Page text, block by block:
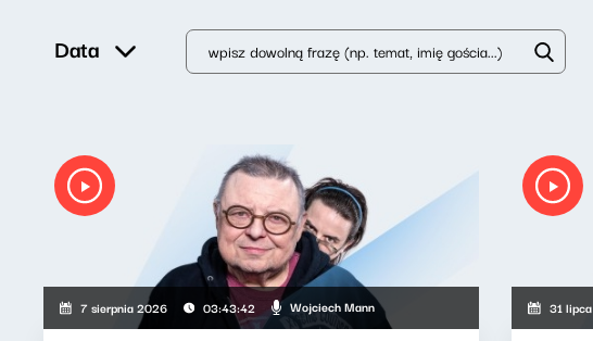
Data
7 sierpnia 2026 03:43:42 Wojciech Mann 31